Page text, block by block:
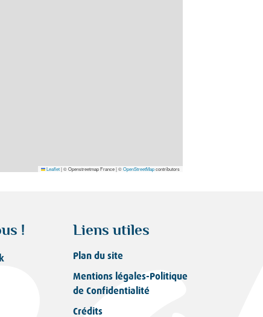
Leaflet|© Openstreetmap France | ©OpenStreetMapcontributors
! Liens utiles
Plan du site
Mentions légales-Politique
de Confidentialité
Crédits